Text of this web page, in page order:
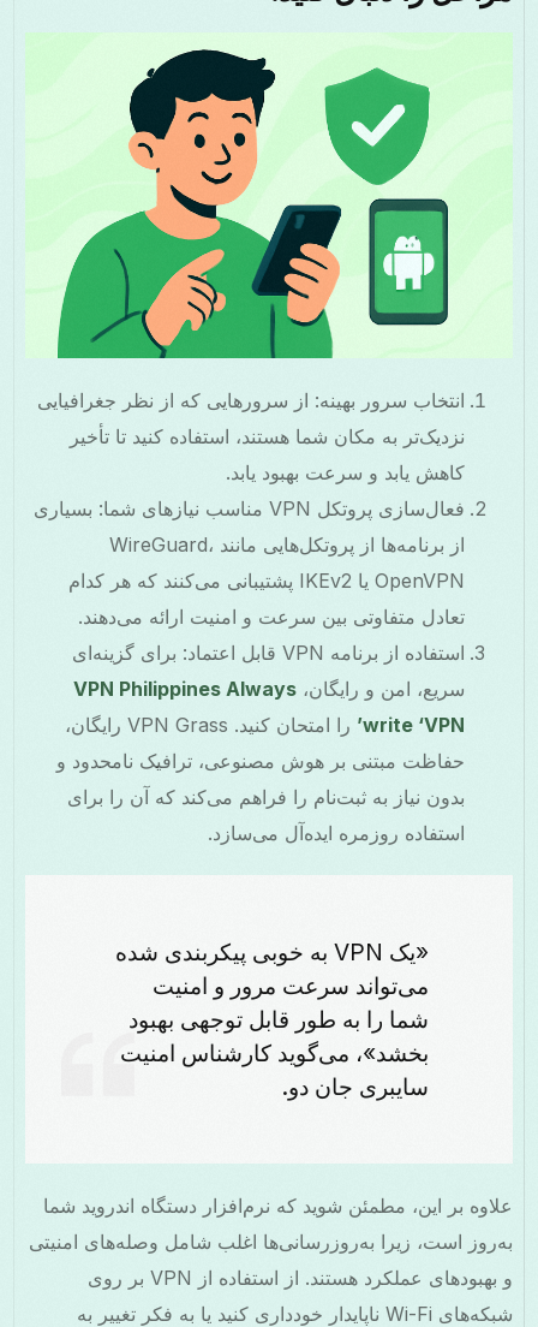
انتخاب سرور بهینه: از سرورهایی که از نظر جغرافیایی
نزدیک‌تر به مکان شما هستند، استفاده کنید تا تأخیر
کاهش یابد و سرعت بهبود یابد.
فعال‌سازی پروتکل VPN مناسب نیازهای شما: بسیاری
از برنامه‌ها از پروتکل‌هایی مانند WireGuard،
OpenVPN یا IKEv2 پشتیبانی می‌کنند که هر کدام
تعادل متفاوتی بین سرعت و امنیت ارائه می‌دهند.
استفاده از برنامه VPN قابل اعتماد: برای گزینه‌ای
سریع، امن و رایگان،VPN Philippines Always
write ‘VPN’
را امتحان کنید. VPN Grass رایگان،
حفاظت مبتنی بر هوش مصنوعی، ترافیک نامحدود و
بدون نیاز به ثبت‌نام را فراهم می‌کند که آن را برای
استفاده روزمره ایده‌آل می‌سازد.
«یک VPN به خوبی پیکربندی شده
می‌تواند سرعت مرور و امنیت
شما را به طور قابل توجهی بهبود
بخشد»، می‌گوید کارشناس امنیت
سایبری جان دو.
علاوه بر این، مطمئن شوید که نرم‌افزار دستگاه اندروید شما
به‌روز است، زیرا به‌روزرسانی‌ها اغلب شامل وصله‌های امنیتی
و بهبودهای عملکرد هستند. از استفاده از VPN بر روی
شبکه‌های Wi-Fi ناپایدار خودداری کنید یا به فکر تغییر به